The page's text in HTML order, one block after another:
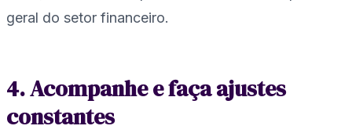
geral do setor financeiro.
4. Acompanhe e faça ajustes
constantes